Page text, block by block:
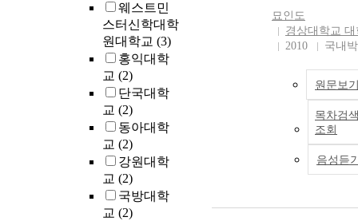
웨스트민
스터신학대학
원대학교 (3)
홍익대학
교 (2)
단국대학
교 (2)
동아대학
교 (2)
강원대학
교 (2)
국방대학
교 (2)
묘인도
경상대학교 대
2010
국내
원문보
목차검
조회
음성듣